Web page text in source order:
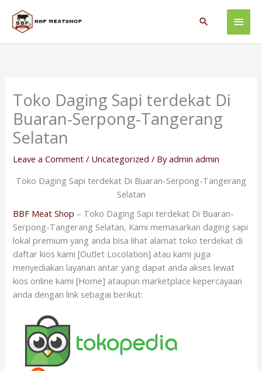
content
Main
Search
Toko Daging Sapi terdekat Di
Buaran-Serpong-Tangerang
Selatan
Leave a Comment / Uncategorized / Byadmin admin
Toko Daging Sapi terdekat Di Buaran-Serpong-Tangerang
Selatan
BBF Meat Shop – Toko Daging Sapi terdekat Di Buaran-
Serpong-Tangerang Selatan, Kami memasarkan daging sapi
lokal premium yang anda bisa lihat alamat toko terdekat di
daftar kios kami [Outlet Locolation] atau kami juga
menyediakan layanan antar yang dapat anda akses lewat
kios online kami [Home] ataupun marketplace kepercayaan
anda dengan link sebagai berikut: